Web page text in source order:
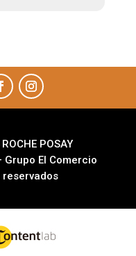
POSAY
El Comercio